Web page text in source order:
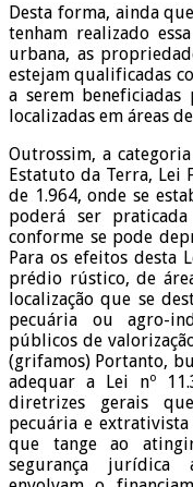
Desta forma, ainda
tenham realizado
urbana, as
estejam qualificadas
a serem beneficiadas
localizadas em áreas
Outrossim, a
Estatuto da Terra, Lei
de 1.964, onde se
poderá ser
conforme se pode
Para os efeitos desta
prédio rústico, de
localização que se
pecuária ou agro-
públicos de
(grifamos) Portanto,
adequar a Lei nº
diretrizes gerais
pecuária e
que tange ao
segurança jurídica